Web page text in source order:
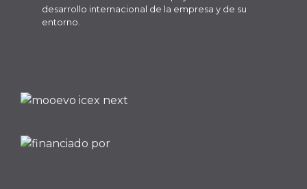
desarrollo internacional de la empresa y de su
entorno.